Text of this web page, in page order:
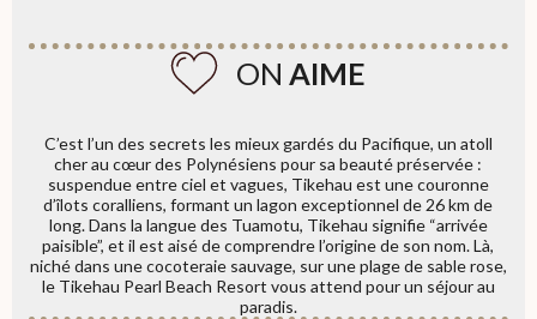
ONAIME
C’est l’un des secrets les mieux gardés du Pacifique, un atoll
cher au cœur des Polynésiens pour sa beauté préservée :
suspendue entre ciel et vagues, Tikehau est une couronne
d’îlots coralliens, formant un lagon exceptionnel de 26 km de
long. Dans la langue des Tuamotu, Tikehau signifie “arrivée
paisible”, et il est aisé de comprendre l’origine de son nom. Là,
niché dans une cocoteraie sauvage, sur une plage de sable rose,
le Tikehau Pearl Beach Resort vous attend pour un séjour au
paradis.